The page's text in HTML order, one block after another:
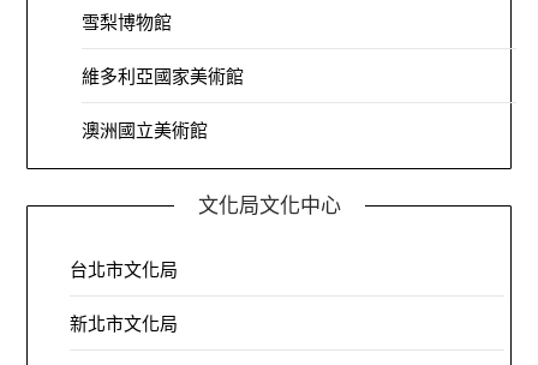
雪梨博物館
維多利亞國家美術館
澳洲國立美術館
文化局文化中心
台北市文化局
新北市文化局